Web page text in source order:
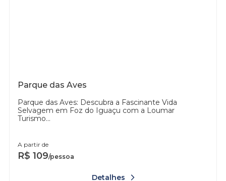
Parque das Aves
Parque das Aves: Descubra a Fascinante Vida
Selvagem em Foz do Iguaçu com a Loumar
Turismo...
A partir de
R$ 109/pessoa
Detalhes